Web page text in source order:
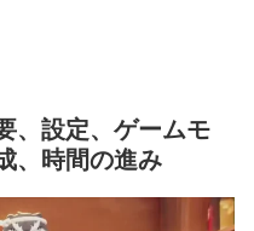
、設定、ゲームモ
、時間の進み